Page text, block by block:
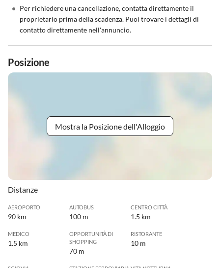
• Per richiedere una cancellazione, contatta direttamente il
proprietario prima della scadenza. Puoi trovare i dettagli di
contatto direttamente nell'annuncio.
Posizione
Mostra la Posizione dell'Alloggio
Distanze
AEROPORTO
90 km
AUTOBUS
100 m
CENTRO CITTÀ
1.5 km
MEDICO
1.5 km
OPPORTUNITÀ DI
SHOPPING
70 m
RISTORANTE
10 m